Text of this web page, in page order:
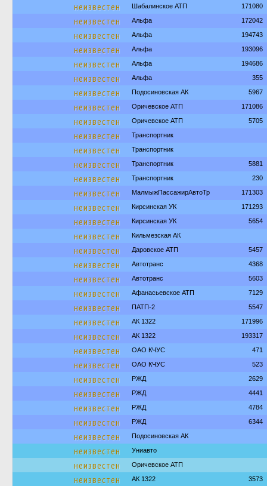
неизвестен Шабалинское АТП 171080
неизвестен Альфа 172042
неизвестен Альфа 194743
неизвестен Альфа 193096
неизвестен Альфа 194686
неизвестен Альфа 355
неизвестен Подосиновская АК 5967
неизвестен Оричевское АТП 171086
неизвестен Оричевское АТП 5705
неизвестен Транспортник
неизвестен Транспортник
неизвестен Транспортник 5881
неизвестен Транспортник 230
неизвестен МалмыжПассажирАвтоТр 171303
неизвестен Кирсинская УК 171293
неизвестен Кирсинская УК 5654
неизвестен Кильмезская АК
неизвестен Даровское АТП 5457
неизвестен Автотранс 4368
неизвестен Автотранс 5603
неизвестен Афанасьевское АТП 7129
неизвестен ПАТП-2 5547
неизвестен АК 1322 171996
неизвестен АК 1322 193317
неизвестен ОАО КЧУС 471
неизвестен ОАО КЧУС 523
неизвестен РЖД 2629
неизвестен РЖД 4441
неизвестен РЖД 4784
неизвестен РЖД 6344
неизвестен Подосиновская АК
неизвестен Униавто
неизвестен Оричевское АТП
неизвестен АК 1322 3573